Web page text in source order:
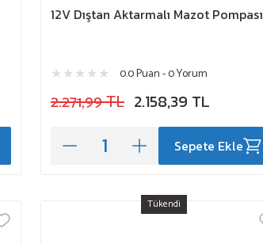
12V Dıştan Aktarmalı Mazot Pompası
0.0 Puan - 0 Yorum
2.271,99 TL 2.158,39 TL
Sepete Ekle
Tükendi